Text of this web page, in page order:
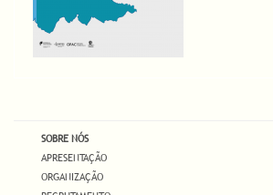
SOBRE NÓS
APRESENTAÇÃO
ORGANIZAÇÃO